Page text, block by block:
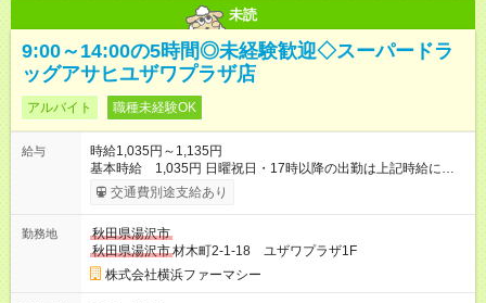
未読
9:00～14:00の5時間◎未経験歓迎◇スーパードラ
ッグアサヒユザワプラザ店
アルバイト 職種未経験OK
給与
時給1,035円～1,135円
基本時給 1,035円 日曜祝日・17時以降の出勤は上記時給にプ
ラス100円 ★登録販売者資格をお持ちの場合は基本時給に資格手
当がつきます。 登録販売者資格を取得したので経験を積みた
プ。 管理者要件がある場合：90円 【試用期間】試用期間あり 試
用期間の長さ：3ヶ月 雇用形態、給与は本採用時と同じです。
交通費別途支給あり
勤務地
秋田県湯沢市
秋田県湯沢市材木町2-1-18 ユザワプラザ1F
株式会社横浜ファーマシー